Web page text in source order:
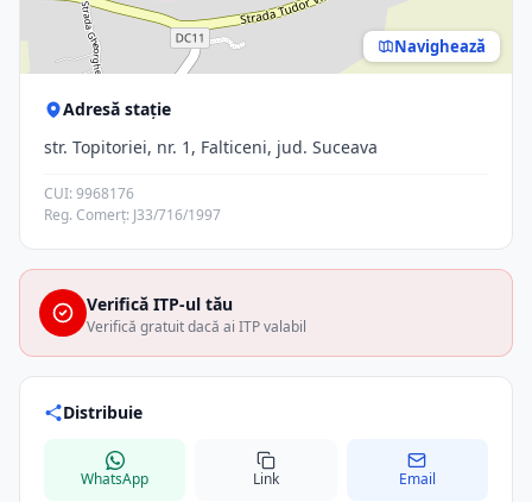
Navighează
Adresă stație
str. Topitoriei, nr. 1, Falticeni, jud. Suceava
CUI: 9968176
Reg. Comerț: J33/716/1997
Verifică ITP-ul tău
Verifică gratuit dacă ai ITP valabil
Distribuie
WhatsApp Link Email